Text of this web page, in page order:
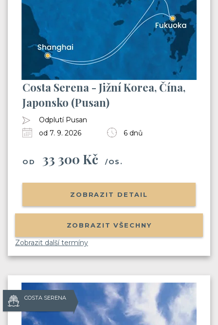
Costa Serena - Jižní Korea, Čína,
Japonsko (Pusan)
Odplutí Pusan
od 7. 9. 2026
6 dnů
OD 33 300 Kč /OS.
ZOBRAZIT DETAIL
ZOBRAZIT VŠECHNY
Zobrazit další termíny
COSTA SERENA